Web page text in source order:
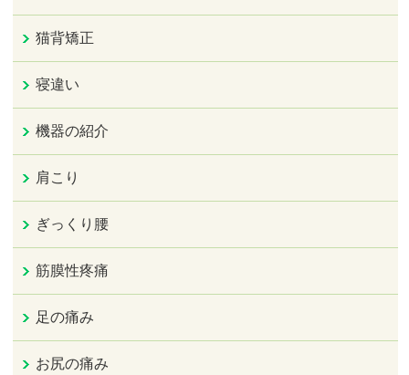
猫背矯正
寝違い
機器の紹介
肩こり
ぎっくり腰
筋膜性疼痛
足の痛み
お尻の痛み